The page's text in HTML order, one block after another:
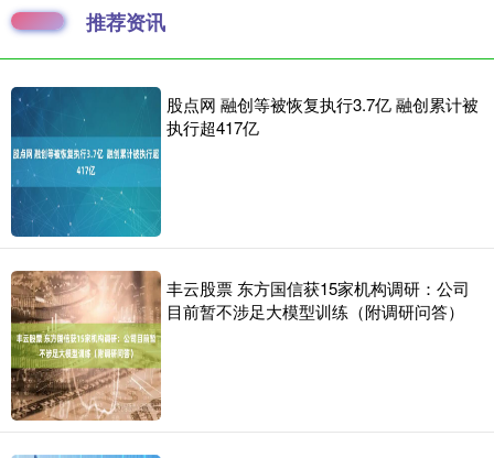
推荐资讯
股点网 融创等被恢复执行3.7亿 融创累计被
执行超417亿
丰云股票 东方国信获15家机构调研：公司
目前暂不涉足大模型训练（附调研问答）